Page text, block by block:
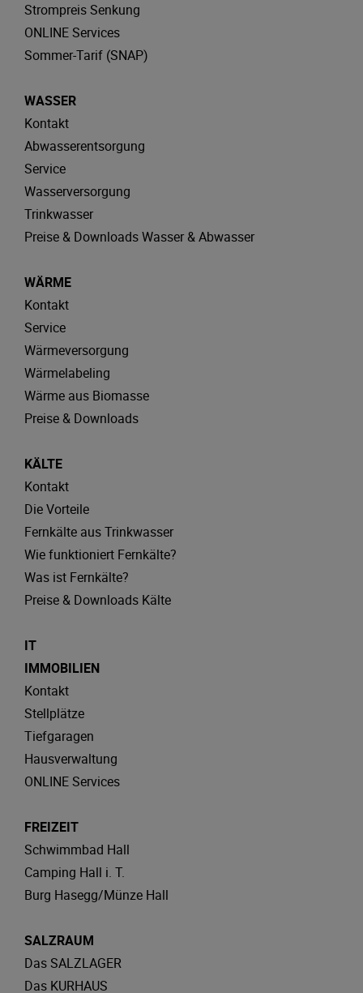
Strompreis Senkung
ONLINE Services
Sommer-Tarif (SNAP)
WASSER
Kontakt
Abwasserentsorgung
Service
Wasserversorgung
Trinkwasser
Preise & Downloads Wasser & Abwasser
WÄRME
Kontakt
Service
Wärmeversorgung
Wärmelabeling
Wärme aus Biomasse
Preise & Downloads
KÄLTE
Kontakt
Die Vorteile
Fernkälte aus Trinkwasser
Wie funktioniert Fernkälte?
Was ist Fernkälte?
Preise & Downloads Kälte
IT
IMMOBILIEN
Kontakt
Stellplätze
Tiefgaragen
Hausverwaltung
ONLINE Services
FREIZEIT
Schwimmbad Hall
Camping Hall i. T.
Burg Hasegg/Münze Hall
SALZRAUM
Das SALZLAGER
Das KURHAUS